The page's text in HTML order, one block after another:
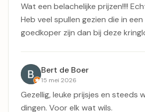
Wat een belachelijke prijzen!!!!
Heb veel spullen gezien die in
goedkoper zijn dan bij deze
Bert de Boer
15 mei 2026
Gezellig, leuke prijsjes en steeds
dingen. Voor elk wat wils.